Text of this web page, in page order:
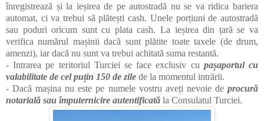
înregistrează și la ieșirea de pe autostradă nu se va ridica bariera
automat, ci va trebui să plătești cash. Unele porțiuni de autostradă
sau poduri oricum sunt cu plata cash. La ieșirea din țară se va
verifica numărul mașinii dacă sunt plătite toate taxele (de drum,
amenzi), iar dacă nu sunt va trebui achitată suma restantă.
- Intrarea pe teritoriul Turciei se face exclusiv cu pașaportul cu
valabilitate de cel puțin 150 de zile de la momentul intrării.
- Dacă mașina nu este pe numele vostru aveți nevoie de procură
notarială sau împuternicire autentificată la Consulatul Turciei.